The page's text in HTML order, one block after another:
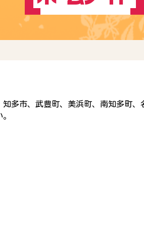
多市、武豊町、美浜町、南知多町、